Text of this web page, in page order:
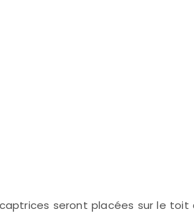
seront placées sur le toit